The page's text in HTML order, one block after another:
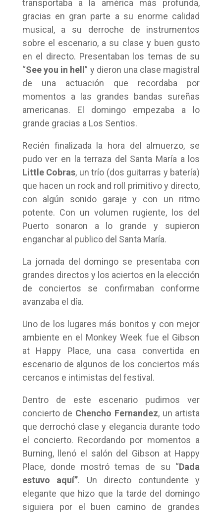
transportaba a la américa más profunda,
gracias en gran parte a su enorme calidad
musical, a su derroche de instrumentos
sobre el escenario, a su clase y buen gusto
en el directo. Presentaban los temas de su
“See you in hell” y dieron una clase magistral
de una actuación que recordaba por
momentos a las grandes bandas sureñas
americanas. El domingo empezaba a lo
grande gracias a Los Sentios.
Recién finalizada la hora del almuerzo, se
pudo ver en la terraza del Santa María a los
Little Cobras, un trío (dos guitarras y batería)
que hacen un rock and roll primitivo y directo,
con algún sonido garaje y con un ritmo
potente. Con un volumen rugiente, los del
Puerto sonaron a lo grande y supieron
enganchar al publico del Santa María.
La jornada del domingo se presentaba con
grandes directos y los aciertos en la elección
de conciertos se confirmaban conforme
avanzaba el día.
Uno de los lugares más bonitos y con mejor
ambiente en el Monkey Week fue el Gibson
at Happy Place, una casa convertida en
escenario de algunos de los conciertos más
cercanos e intimistas del festival.
Dentro de este escenario pudimos ver
concierto de Chencho Fernandez, un artista
que derrochó clase y elegancia durante todo
el concierto. Recordando por momentos a
Burning, llenó el salón del Gibson at Happy
Place, donde mostró temas de su “Dada
estuvo aquí”. Un directo contundente y
elegante que hizo que la tarde del domingo
siguiera por el buen camino de grandes